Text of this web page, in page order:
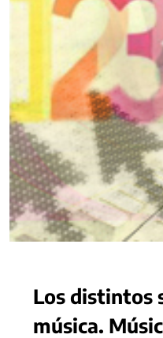
Los distintos
música.